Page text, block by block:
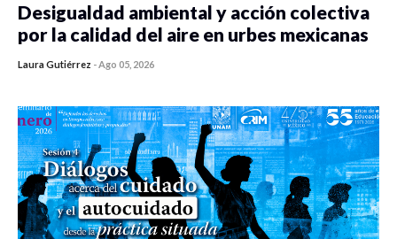
Desigualdad ambiental y acción colectiva
por la calidad del aire en urbes mexicanas
Laura Gutiérrez -Ago 05, 2026